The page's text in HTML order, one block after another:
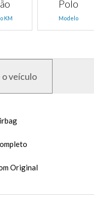
KM
Polo
Modelo
veículo
Original